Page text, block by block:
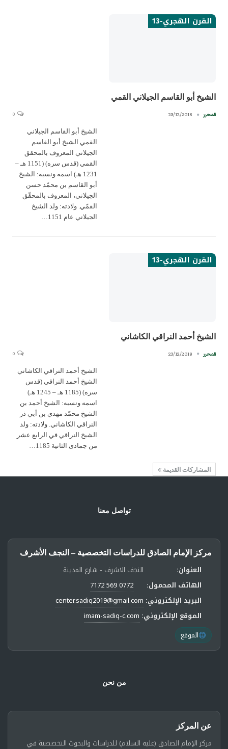
القرن الهجري-13
الشيخ أبو القاسم الجيلاني القمي
المحرر 23/12/2018
الشيخ أبو القاسم الجيلاني
القمي الشيخ أبو القاسم
الجيلاني المعروف بالمحقق
القمي (قدس سره) (1151 هـ –
1231 هـ) اسمه ونسبه: الشيخ
أبو القاسم بن محمّد حسن
الجيلاني، المعروف بالمحقّق
القمّي. ولادته: ولد الشيخ
الجيلاني عام 1151…
القرن الهجري-13
الشيخ أحمد النراقي الكاشاني
المحرر 23/12/2018
الشيخ أحمد النراقي الكاشاني
الشيخ أحمد النراقي (قدس
سره) (1185 هـ – 1245 هـ)
اسمه ونسبه: الشيخ أحمد بن
الشيخ محمّد مهدي بن أبي ذر
النراقي الكاشاني. ولادته: ولد
الشيخ النراقي في الرابع عشر
من جمادى الثانية 1185…
المشاركات القديمة
تواصل معنا
مركز الإمام الصادق للدراسات التخصصية – النجف الأشرف
العنوان:
النجف الاشرف - شارع المدينة
الهاتف المحمول:
0772 569 7172
البريد الإلكتروني: center.sadiq2019@gmail.com
الموقع الإلكتروني: imam-sadiq-c.com
الموقع
من نحن
عن المركز
مركز الإمام الصادق (عليه السلام) للدراسات والبحوث التخصصية في